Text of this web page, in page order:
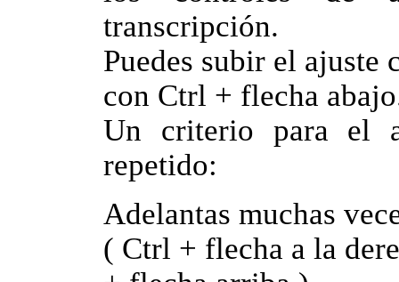
transcripción.
Puedes subir el
con Ctrl + flecha
Un criterio para el
repetido:
Adelantas muchas
( Ctrl + flecha a la